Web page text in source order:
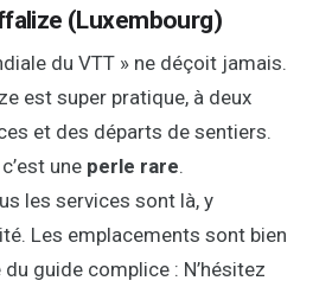
(Luxembourg)
du VTT » ne déçoit jamais.
est super pratique, à deux
et des départs de sentiers.
une perle rare.
les services sont là, y
Les emplacements sont bien
guide complice : N’hésitez